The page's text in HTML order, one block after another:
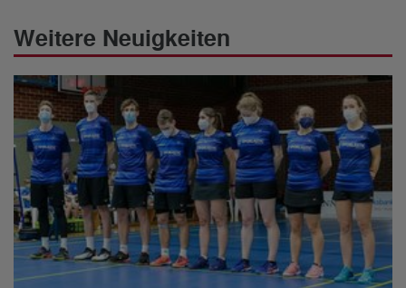
Weitere Neuigkeiten